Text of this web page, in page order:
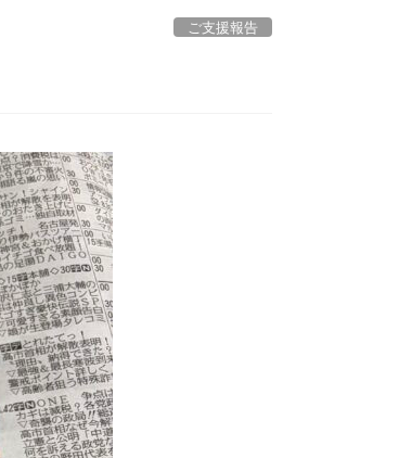
ご支援報告